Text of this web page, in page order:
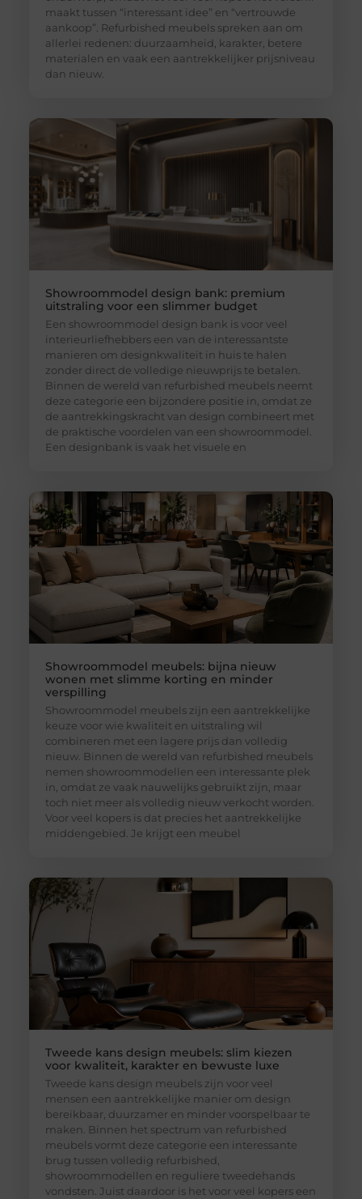
maakt tussen “interessant idee” en “vertrouwde
aankoop”. Refurbished meubels spreken aan om
allerlei redenen: duurzaamheid, karakter, betere
materialen en vaak een aantrekkelijker prijsniveau
dan nieuw.
Showroommodel design bank: premium
uitstraling voor een slimmer budget
Een showroommodel design bank is voor veel
interieurliefhebbers een van de interessantste
manieren om designkwaliteit in huis te halen
zonder direct de volledige nieuwprijs te betalen.
Binnen de wereld van refurbished meubels neemt
deze categorie een bijzondere positie in, omdat ze
de aantrekkingskracht van design combineert met
de praktische voordelen van een showroommodel.
Een designbank is vaak het visuele en
Showroommodel meubels: bijna nieuw
wonen met slimme korting en minder
verspilling
Showroommodel meubels zijn een aantrekkelijke
keuze voor wie kwaliteit en uitstraling wil
combineren met een lagere prijs dan volledig
nieuw. Binnen de wereld van refurbished meubels
nemen showroommodellen een interessante plek
in, omdat ze vaak nauwelijks gebruikt zijn, maar
toch niet meer als volledig nieuw verkocht worden.
Voor veel kopers is dat precies het aantrekkelijke
middengebied. Je krijgt een meubel
Tweede kans design meubels: slim kiezen
voor kwaliteit, karakter en bewuste luxe
Tweede kans design meubels zijn voor veel
mensen een aantrekkelijke manier om design
bereikbaar, duurzamer en minder voorspelbaar te
maken. Binnen het spectrum van refurbished
meubels vormt deze categorie een interessante
brug tussen volledig refurbished,
showroommodellen en reguliere tweedehands
vondsten. Juist daardoor is het voor veel kopers een